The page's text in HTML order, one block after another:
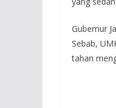
Gubernur
Sebab,
tahan